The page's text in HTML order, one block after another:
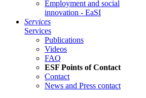
Em­ploy­ment and so­cial
in­no­va­tion - EaSI
Ser­vices
Ser­vices
Pub­li­ca­tions
Videos
FAQ
ESF Points of Con­tact
Con­tact
News and Press con­tact